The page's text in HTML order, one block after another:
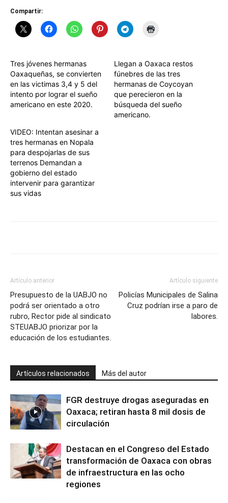
Compartir:
Tres jóvenes hermanas
Oaxaqueñas, se convierten
en las victimas 3,4 y 5 del
intento por lograr el sueño
americano en este 2020.
Llegan a Oaxaca restos
fúnebres de las tres
hermanas de Coycoyan
que perecieron en la
búsqueda del sueño
americano.
VIDEO: Intentan asesinar a
tres hermanas en Nopala
para despojarlas de sus
terrenos Demandan a
gobierno del estado
intervenir para garantizar
sus vidas
Artículo anterior
Presupuesto de la UABJO no
podrá ser orientado a otro
rubro, Rector pide al sindicato
STEUABJO priorizar por la
educación de los estudiantes.
Artículo siguiente
Policías Municipales de Salina
Cruz podrían irse a paro de
labores.
Artículos relacionados Más del autor
FGR destruye drogas aseguradas en
Oaxaca; retiran hasta 8 mil dosis de
circulación
Destacan en el Congreso del Estado
transformación de Oaxaca con obras
de infraestructura en las ocho
regiones